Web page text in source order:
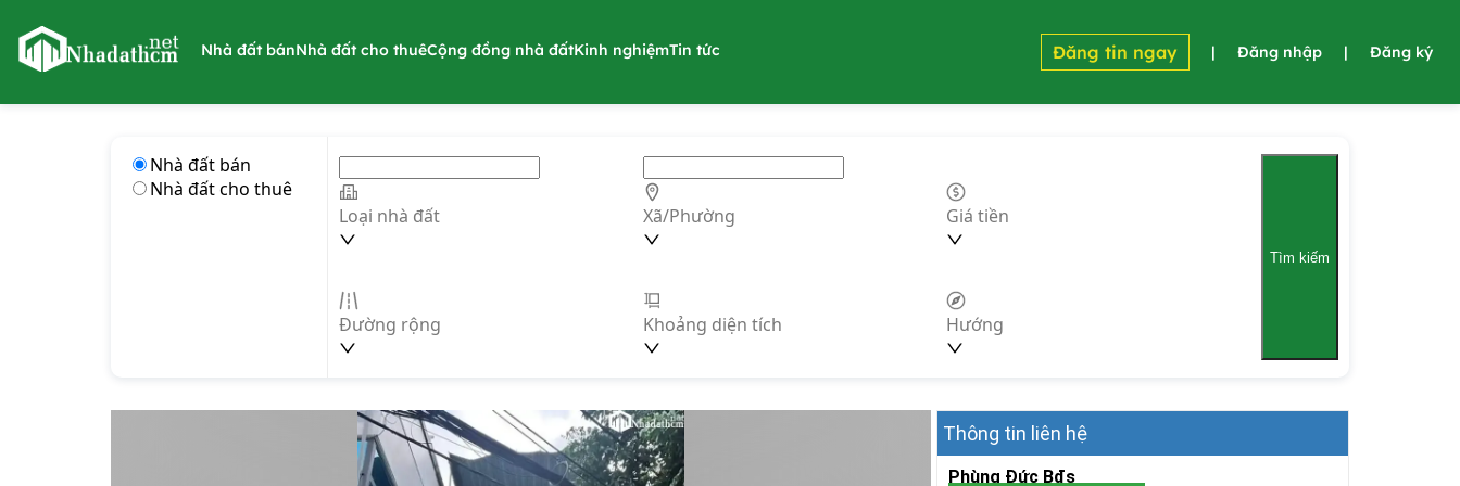
nhadathcm.net
Nhà đất bánNhà đất cho thuêCộng đồng nhà đấtKinh nghiệmTin tức Đăng tin ngay | Đăng nhập | Đăng ký
Nhà đất bán
Nhà đất cho thuê
Loại nhà đất
Xã/Phường Giá tiền
Đường rộng Khoảng diện tích Hướng
Tìm kiếm
Thông tin liên hệ
Phùng Đức Bđs